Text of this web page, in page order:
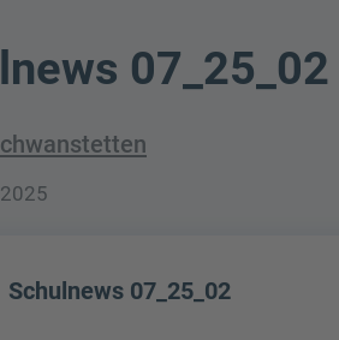
07_25_02
Schulnews 07_25_02